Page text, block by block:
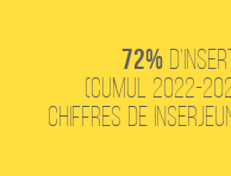
72%
(cumul 2022-
chiffres de